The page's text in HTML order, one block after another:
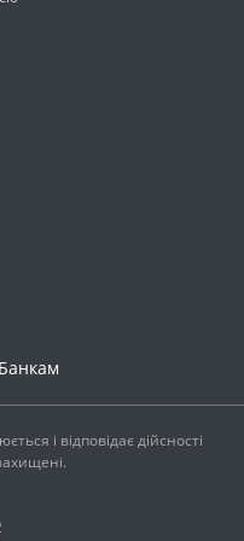
Банкам
і відповідає дійсності